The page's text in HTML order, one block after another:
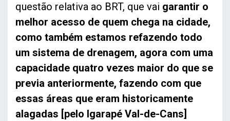
questão relativa ao BRT, que vai garantir o
melhor acesso de quem chega na cidade,
como também estamos refazendo todo
um sistema de drenagem, agora com uma
capacidade quatro vezes maior do que se
previa anteriormente, fazendo com que
essas áreas que eram historicamente
alagadas [pelo Igarapé Val-de-Cans]